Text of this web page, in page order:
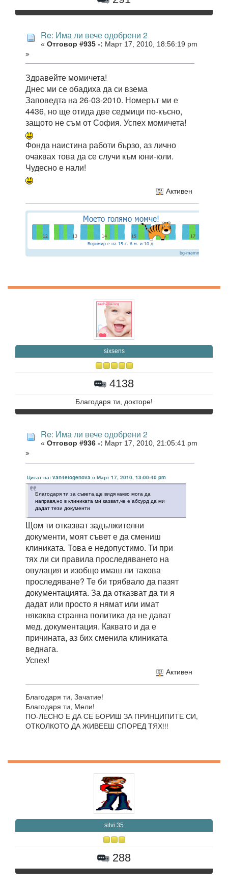
Re: Има ли вече одобрени 2
« Отговор #935 -: Март 17, 2010, 18:56:19 pm
»
Здравейте момичета!
Днес ми се обадиха да си взема
Заповедта на 26-03-2010. Номерът ми е
4436, но ще отида две седмици по-късно,
защото не съм от София. Успех момичета!
Фонда наистина работи бързо, аз лично
очаквах това да се случи към юни-юли.
Чудесно е нали!
Активен
sixsens
4138
Благодаря ти, докторе!
Re: Има ли вече одобрени 2
« Отговор #936 -: Март 17, 2010, 21:05:41 pm
»
Цитат на: van4etogenova в Март 17, 2010, 13:00:40 pm
Благодаря ти за съвета,ще видя какво мога да
направя,но в клиниката ми казват,че е абсурд да ми
дадат тези документи
Щом ти отказват задължителни
документи, моят съвет е да смениш
клиниката. Това е недопустимо. Ти при
тях ли си правила проследяването на
овулация и изобщо имаш ли такова
проследяване? Те би трябвало да пазят
документацията. За да отказват да ти я
дадат или просто я нямат или имат
някаква странна политика да не дават
мед. документация. Каквато и да е
причината, аз бих сменила клиниката
веднага.
Успех!
Активен
Благодаря ти, Зачатие!
Благодаря ти, Мели!
ПО-ЛЕСНО Е ДА СЕ БОРИШ ЗА ПРИНЦИПИТЕ СИ,
ОТКОЛКОТО ДА ЖИВЕЕШ СПОРЕД ТЯХ!!!
silvi 35
288